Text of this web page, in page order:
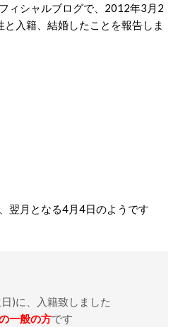
ィシャルブログで、2012年3月2
入籍、結婚したことを報告しま
翌月となる4月4日のようです
)に、入籍致しました
一般の方です